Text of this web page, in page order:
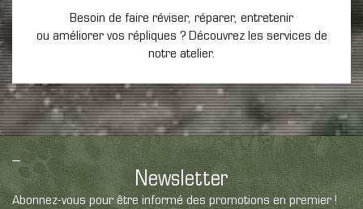
Besoin de faire réviser, réparer, entretenir
ou améliorer vos répliques ? Découvrez les services de
notre atelier.
Newsletter
Abonnez-vous pour être informé des promotions en premier !